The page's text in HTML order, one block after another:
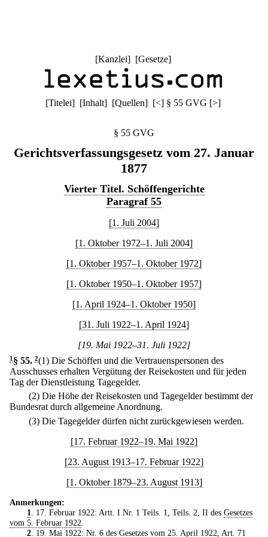
[Kanzlei] [Gesetze]
[Titelei] [Inhalt] [Quellen] [<] § 55 GVG [>]
§ 55 GVG
Gerichtsverfassungsgesetz vom 27. Januar
1877
Vierter Titel. Schöffengerichte
Paragraf 55
[1. Juli 2004]
[1. Oktober 1972–1. Juli 2004]
[1. Oktober 1957–1. Oktober 1972]
[1. Oktober 1950–1. Oktober 1957]
[1. April 1924–1. Oktober 1950]
[31. Juli 1922–1. April 1924]
[19. Mai 1922–31. Juli 1922]
1 § 55. 2(1) Die Schöffen und die Vertrauenspersonen des
Ausschusses erhalten Vergütung der Reisekosten und für jeden
Tag der Dienstleistung Tagegelder.
(2) Die Höhe der Reisekosten und Tagegelder bestimmt der
Bundesrat durch allgemeine Anordnung.
(3) Die Tagegelder dürfen nicht zurückgewiesen werden.
[17. Februar 1922–19. Mai 1922]
[23. August 1913–17. Februar 1922]
[1. Oktober 1879–23. August 1913]
Anmerkungen:
1
. 17. Februar 1922: Artt. I Nr. 1 Teils. 1, Teils. 2, II des Gesetzes
vom 5. Februar 1922
2. 19. Mai 1922: Nr. 6 des Gesetzes vom 25. April 1922 , Art. 71